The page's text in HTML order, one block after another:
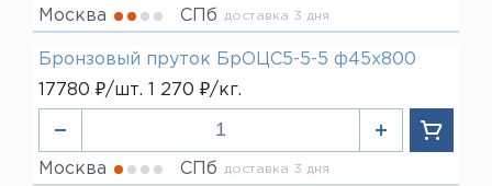
Москва СПб доставка 3 дня
Бронзовый пруток БрОЦС5-5-5 ф45х800
17780 ₽/шт. 1 270 ₽/кг.
Москва СПб доставка 3 дня